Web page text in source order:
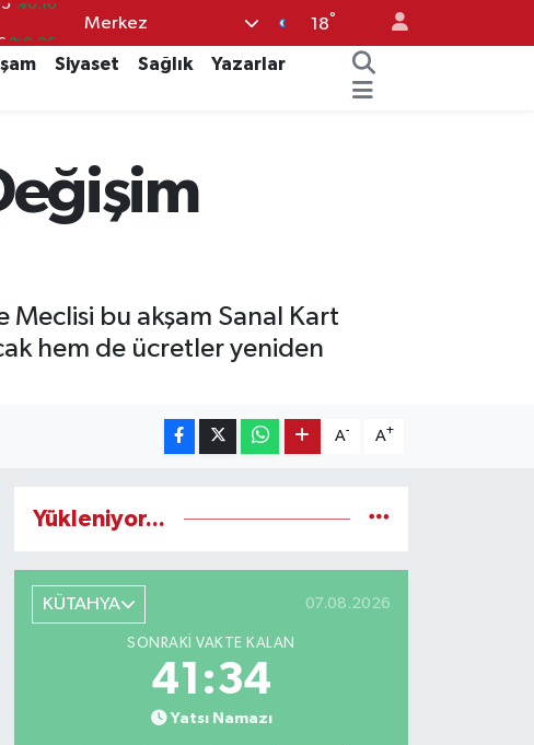
%0.02
%70
%0.16
Merkez 18°
Siyaset Sağlık
Yazarlar
Meclisi bu akşam Sanal Kart
hem de ücretler yeniden
A- A+
Yükleniyor...
KÜTAHYA 07.08.2026
SONRAKI VAKTE KALAN
41:32
Yatsı Namazı